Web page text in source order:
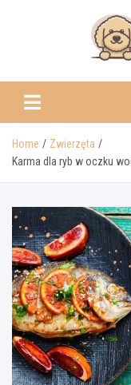
Home
Zwierzęta
Karma dla ryb w oczku